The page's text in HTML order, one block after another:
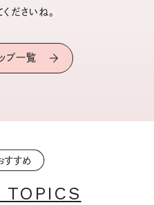
ださいね。
プ一覧
すすめ
TOPICS